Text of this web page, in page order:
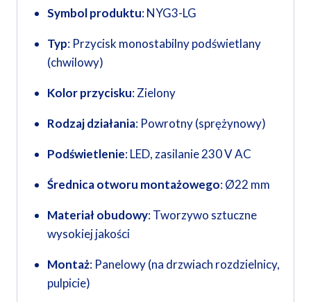
Symbol produktu: NYG3-LG
Typ: Przycisk monostabilny podświetlany
(chwilowy)
Kolor przycisku: Zielony
Rodzaj działania: Powrotny (sprężynowy)
Podświetlenie: LED, zasilanie 230 V AC
Średnica otworu montażowego: Ø22 mm
Materiał obudowy: Tworzywo sztuczne
wysokiej jakości
Montaż: Panelowy (na drzwiach rozdzielnicy,
pulpicie)